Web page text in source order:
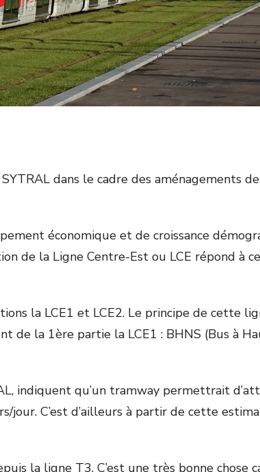
dans le cadre des aménagements
économique et de croissance
de la Ligne Centre-Est ou LCE répond à
la LCE1 et LCE2. Le principe de cette
de la 1ère partie la LCE1 : BHNS (Bus à
indiquent qu’un tramway permettrait
C’est d’ailleurs à partir de cette
la ligne T3. C’est une très bonne chose